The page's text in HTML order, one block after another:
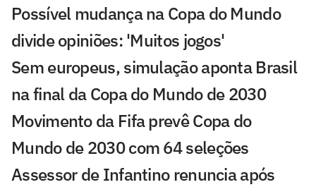
Possível mudança na Copa do Mundo
divide opiniões: 'Muitos jogos'
Sem europeus, simulação aponta Brasil
na final da Copa do Mundo de 2030
Movimento da Fifa prevê Copa do
Mundo de 2030 com 64 seleções
Assessor de Infantino renuncia após